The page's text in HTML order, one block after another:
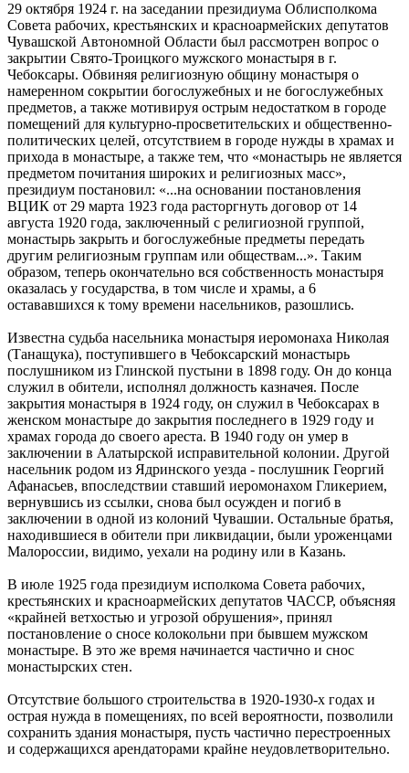
29 октября 1924 г. на заседании президиума Облисполкома
Совета рабочих, крестьянских и красноармейских депутатов
Чувашской Автономной Области был рассмотрен вопрос о
закрытии Свято-Троицкого мужского монастыря в г.
Чебоксары. Обвиняя религиозную общину монастыря о
намеренном сокрытии богослужебных и не богослужебных
предметов, а также мотивируя острым недостатком в городе
помещений для культурно-просветительских и общественно-
политических целей, отсутствием в городе нужды в храмах и
прихода в монастыре, а также тем, что «монастырь не является
предметом почитания широких и религиозных масс»,
президиум постановил: «...на основании постановления
ВЦИК от 29 марта 1923 года расторгнуть договор от 14
августа 1920 года, заключенный с религиозной группой,
монастырь закрыть и богослужебные предметы передать
другим религиозным группам или обществам...». Таким
образом, теперь окончательно вся собственность монастыря
оказалась у государства, в том числе и храмы, а 6
остававшихся к тому времени насельников, разошлись.
Известна судьба насельника монастыря иеромонаха Николая
(Танащука), поступившего в Чебоксарский монастырь
послушником из Глинской пустыни в 1898 году. Он до конца
служил в обители, исполнял должность казначея. После
закрытия монастыря в 1924 году, он служил в Чебоксарах в
женском монастыре до закрытия последнего в 1929 году и
храмах города до своего ареста. В 1940 году он умер в
заключении в Алатырской исправительной колонии. Другой
насельник родом из Ядринского уезда - послушник Георгий
Афанасьев, впоследствии ставший иеромонахом Гликерием,
вернувшись из ссылки, снова был осужден и погиб в
заключении в одной из колоний Чувашии. Остальные братья,
находившиеся в обители при ликвидации, были уроженцами
Малороссии, видимо, уехали на родину или в Казань.
В июле 1925 года президиум исполкома Совета рабочих,
крестьянских и красноармейских депутатов ЧАССР, объясняя
«крайней ветхостью и угрозой обрушения», принял
постановление о сносе колокольни при бывшем мужском
монастыре. В это же время начинается частично и снос
монастырских стен.
Отсутствие большого строительства в 1920-1930-х годах и
острая нужда в помещениях, по всей вероятности, позволили
сохранить здания монастыря, пусть частично перестроенных
и содержащихся арендаторами крайне неудовлетворительно.